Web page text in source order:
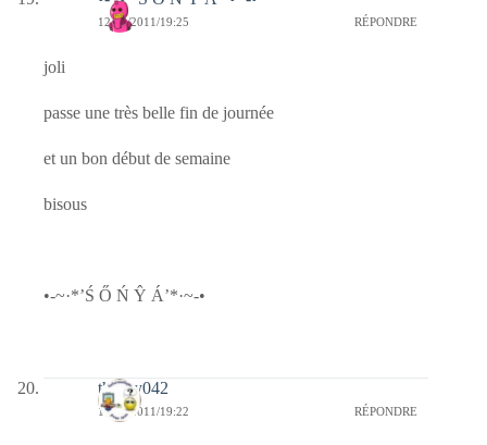
12/06/2011/19:25 RÉPONDRE
joli
passe une très belle fin de journée
et un bon début de semaine
bisous
•-~·*’Ś Ő Ń Ŷ Á’*·~-•
thierry042
12/06/2011/19:22 RÉPONDRE